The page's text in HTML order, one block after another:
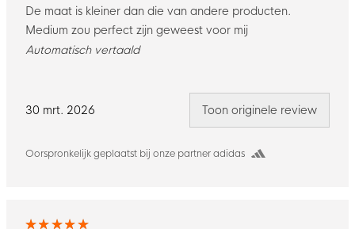
30 mrt. 2026
Oorspronkelijk geplaatst bij onze partner adidas
De maat is kleiner dan die van andere producten.
Medium zou perfect zijn geweest voor mij
Automatisch vertaald
Toon originele review